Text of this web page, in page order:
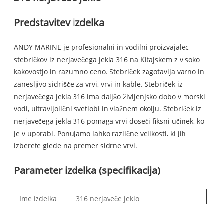
Predstavitev izdelka
ANDY MARINE je profesionalni in vodilni proizvajalec
stebričkov iz nerjavečega jekla 316 na Kitajskem z visoko
kakovostjo in razumno ceno. Stebriček zagotavlja varno in
zanesljivo sidrišče za vrvi, vrvi in ​​kable. Stebriček iz
nerjavečega jekla 316 ima daljšo življenjsko dobo v morski
vodi, ultravijolični svetlobi in vlažnem okolju. Stebriček iz
nerjavečega jekla 316 pomaga vrvi doseči fiksni učinek, ko
je v uporabi. Ponujamo lahko različne velikosti, ki jih
izberete glede na premer sidrne vrvi.
Parameter izdelka (specifikacija)
Ime izdelka 316 nerjaveče jeklo